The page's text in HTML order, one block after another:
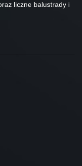
liczne balustrady i